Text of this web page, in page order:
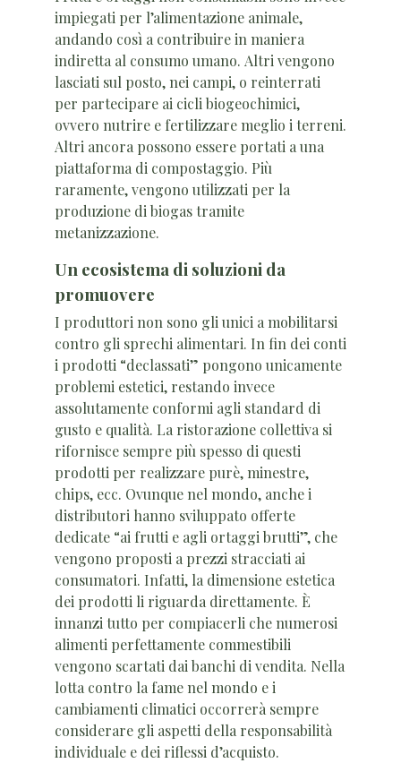
impiegati per l’alimentazione animale,
andando così a contribuire in maniera
indiretta al consumo umano. Altri vengono
lasciati sul posto, nei campi, o reinterrati
per partecipare ai cicli biogeochimici,
ovvero nutrire e fertilizzare meglio i terreni.
Altri ancora possono essere portati a una
piattaforma di compostaggio. Più
raramente, vengono utilizzati per la
produzione di biogas tramite
metanizzazione.
Un ecosistema di soluzioni da
promuovere
I produttori non sono gli unici a mobilitarsi
contro gli sprechi alimentari. In fin dei conti
i prodotti “declassati” pongono unicamente
problemi estetici, restando invece
assolutamente conformi agli standard di
gusto e qualità. La ristorazione collettiva si
rifornisce sempre più spesso di questi
prodotti per realizzare purè, minestre,
chips, ecc. Ovunque nel mondo, anche i
distributori hanno sviluppato offerte
dedicate “ai frutti e agli ortaggi brutti”, che
vengono proposti a prezzi stracciati ai
consumatori. Infatti, la dimensione estetica
dei prodotti li riguarda direttamente. È
innanzi tutto per compiacerli che numerosi
alimenti perfettamente commestibili
vengono scartati dai banchi di vendita. Nella
lotta contro la fame nel mondo e i
cambiamenti climatici occorrerà sempre
considerare gli aspetti della responsabilità
individuale e dei riflessi d’acquisto.